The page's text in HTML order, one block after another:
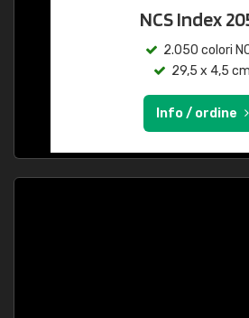
NCS Index
2.050 colori
29,5 x 4,5 cm
Info / ordine